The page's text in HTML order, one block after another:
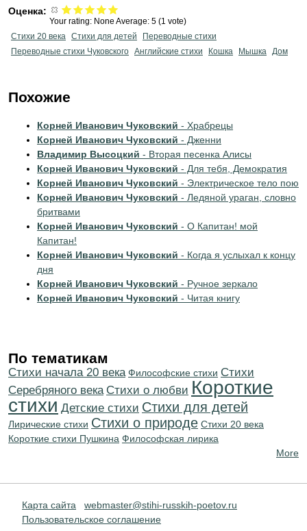
Оценка:
Your rating: None Average: 5 (1 vote)
Стихи 20 века Стихи для детей
Переводные стихи
Переводные стихи Чуковского Английские стихи Кошка Мышка Дом
Похожие
Корней Иванович Чуковский - Храбрецы
Корней Иванович Чуковский - Дженни
Владимир Высоцкий - Вторая песенка Алисы
Корней Иванович Чуковский - Для тебя, Демократия
Корней Иванович Чуковский - Электрическое тело пою
Корней Иванович Чуковский - Ледяной ураган, словно
бритвами
Корней Иванович Чуковский - О Капитан! мой
Капитан!
Корней Иванович Чуковский - Когда я услыхал к концу
дня
Корней Иванович Чуковский - Ручное зеркало
Корней Иванович Чуковский - Читая книгу
По тематикам
Cтихи начала 20 века Философские стихи Cтихи
Серебряного века Стихи о любви Короткие
стихи Детские стихи Стихи для детей
Лирические стихи Стихи о природе Стихи 20 века
Короткие стихи Пушкина Философская лирика
More
Карта сайта
webmaster@stihi-russkih-poetov.ru
Пользовательское соглашение